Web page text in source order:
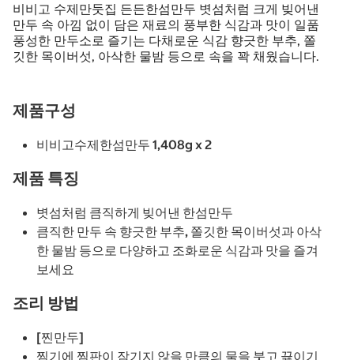
비비고 수제만둣집 든든한섬만두 볏섬처럼 크게 빚어낸
만두 속 아낌 없이 담은 재료의 풍부한 식감과 맛이 일품
풍성한 만두소로 즐기는 다채로운 식감 향긋한 부추, 쫄
깃한 목이버섯, 아삭한 물밤 등으로 속을 꽉 채웠습니다.
제품구성
비비고수제한섬만두 1,408g x 2
제품 특징
볏섬처럼 큼직하게 빚어낸 한섬만두
큼직한 만두 속 향긋한 부추, 쫄깃한 목이버섯과 아삭
한 물밤 등으로 다양하고 조화로운 식감과 맛을 즐겨
보세요
조리 방법
[찐만두]
찜기에 찜판이 잠기지 않을 만큼의 물을 붓고 끓이기